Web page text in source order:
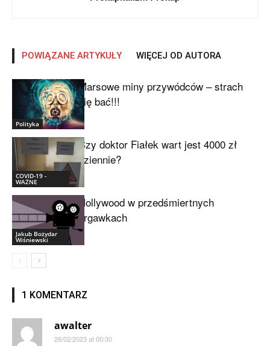
POWIĄZANE ARTYKUŁY WIĘCEJ OD AUTORA
Polityka
Marsowe miny przywódców – strach
się bać!!!
COVID-19 -
WAŻNE
Czy doktor Fiałek wart jest 4000 zł
dziennie?
Jakub Bożydar
Wiśniewski
Hollywood w przedśmiertnych
drgawkach
1 KOMENTARZ
awalter
26/02/2023 at 00:30